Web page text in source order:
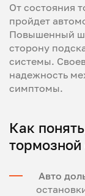
От состояния
пройдет
Повышенный
сторону
системы.
надежность
симптомы.
Как
Авто